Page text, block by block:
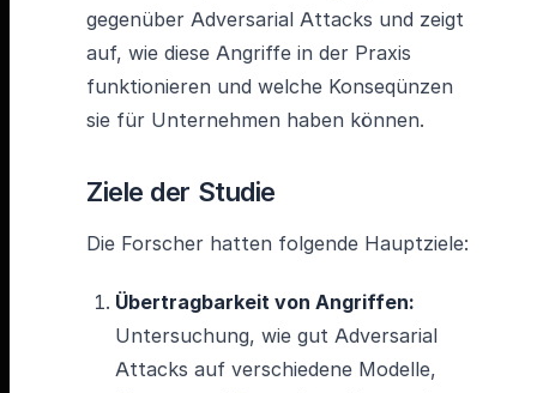
gegenüber Adversarial Attacks und zeigt
auf, wie diese Angriffe in der Praxis
funktionieren und welche Konseqünzen
sie für Unternehmen haben können.
Ziele der Studie
Die Forscher hatten folgende Hauptziele:
Übertragbarkeit von Angriffen:
Untersuchung, wie gut Adversarial
Attacks auf verschiedene Modelle,